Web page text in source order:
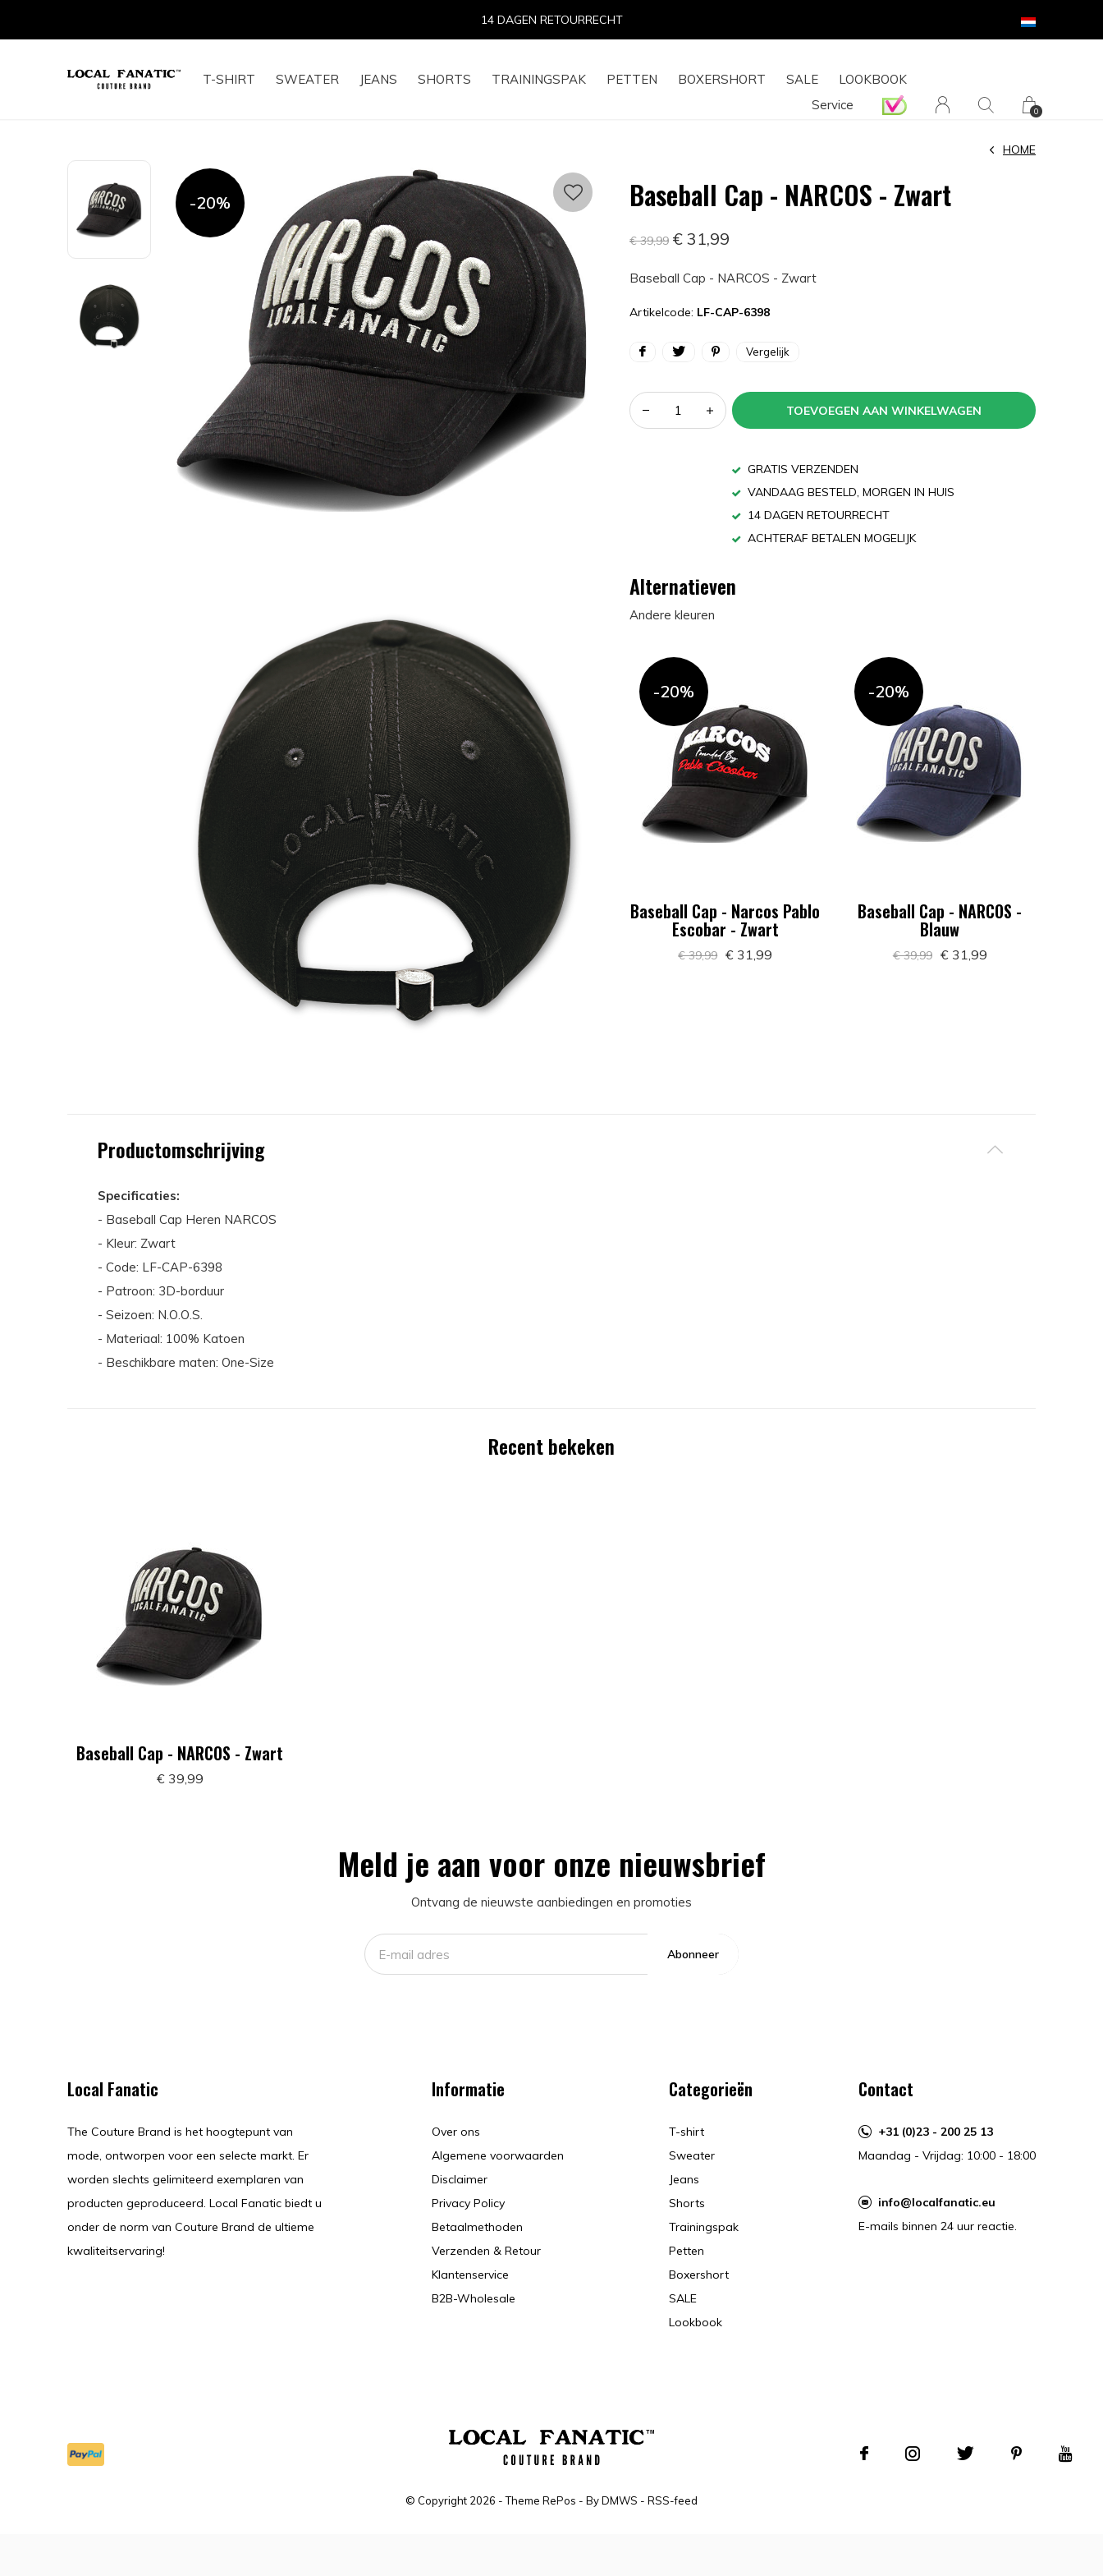
T-SHIRT SWEATER JEANS SHORTS TRAININGSPAK PETTEN BOXERSHORT SALE
LOOKBOOK
Service
0
14 DAGEN RETOURRECHT
-20% Baseball Cap - NARCOS - Zwart
HOME
€ 39,99 € 31,99
Baseball Cap - NARCOS - Zwart
Artikelcode: LF-CAP-6398
Vergelijk
TOEVOEGEN AAN WINKELWAGEN
GRATIS VERZENDEN
VANDAAG BESTELD, MORGEN IN HUIS
14 DAGEN RETOURRECHT
ACHTERAF BETALEN MOGELIJK
Alternatieven
Andere kleuren
-20%
Baseball Cap - Narcos Pablo
Escobar - Zwart
€ 39,99 € 31,99
-20%
Baseball Cap - NARCOS -
Blauw
€ 39,99 € 31,99
Productomschrijving
Specificaties:
- Baseball Cap Heren NARCOS
- Kleur: Zwart
- Code: LF-CAP-6398
- Patroon: 3D-borduur
- Seizoen: N.O.O.S.
- Materiaal: 100% Katoen
- Beschikbare maten: One-Size
Recent bekeken
Baseball Cap - NARCOS - Zwart
€ 39,99
Meld je aan voor onze nieuwsbrief
Ontvang de nieuwste aanbiedingen en promoties
Abonneer
Local Fanatic
The Couture Brand is het hoogtepunt van
mode, ontworpen voor een selecte markt. Er
worden slechts gelimiteerd exemplaren van
producten geproduceerd. Local Fanatic biedt u
onder de norm van Couture Brand de ultieme
kwaliteitservaring!
Informatie
Over ons
Algemene voorwaarden
Disclaimer
Privacy Policy
Betaalmethoden
Verzenden & Retour
Klantenservice
B2B-Wholesale
Categorieën
T-shirt
Sweater
Jeans
Shorts
Trainingspak
Petten
Boxershort
SALE
Lookbook
Contact
+31 (0)23 - 200 25 13
Maandag - Vrijdag: 10:00 - 18:00
info@localfanatic.eu
E-mails binnen 24 uur reactie.
© Copyright 2026 - Theme RePos - ByDMWS - RSS-feed